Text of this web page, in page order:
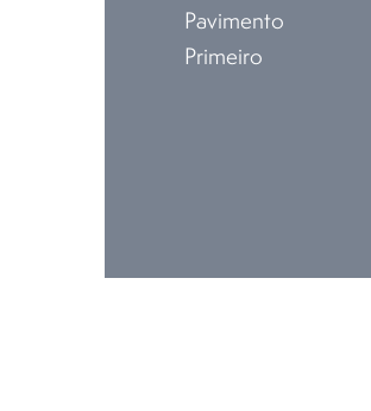
Pavimento
Primeiro